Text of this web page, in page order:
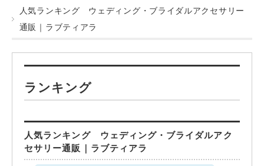
人気ランキング ウェディング・ブライダルアクセサリー
通販｜ラブティアラ
ランキング
人気ランキング ウェディング・ブライダルアク
セサリー通販｜ラブティアラ